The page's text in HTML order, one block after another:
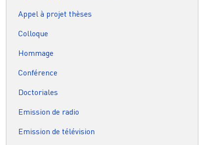
Appel à projet thèses
Colloque
Hommage
Conférence
Doctoriales
Emission de radio
Emission de télévision